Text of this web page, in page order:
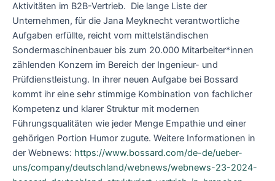
Aktivitäten im B2B-Vertrieb. Die lange Liste der
Unternehmen, für die Jana Meyknecht verantwortliche
Aufgaben erfüllte, reicht vom mittelständischen
Sondermaschinenbauer bis zum 20.000 Mitarbeiter*innen
zählenden Konzern im Bereich der Ingenieur- und
Prüfdienstleistung. In ihrer neuen Aufgabe bei Bossard
kommt ihr eine sehr stimmige Kombination von fachlicher
Kompetenz und klarer Struktur mit modernen
Führungsqualitäten wie jeder Menge Empathie und einer
gehörigen Portion Humor zugute. Weitere Informationen in
der Webnews: https://www.bossard.com/de-de/ueber-
uns/company/deutschland/webnews/webnews-23-2024-